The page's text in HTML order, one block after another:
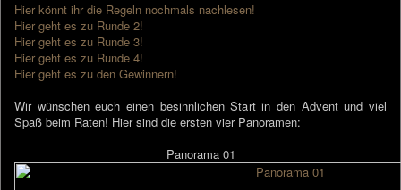
Hier könnt ihr die Regeln nochmals nachlesen!
Hier geht es zu Runde 2!
Hier geht es zu Runde 3!
Hier geht es zu Runde 4!
Hier geht es zu den Gewinnern!
Wir wünschen euch einen besinnlichen Start in den Advent und viel
Spaß beim Raten! Hier sind die ersten vier Panoramen:
Panorama 01